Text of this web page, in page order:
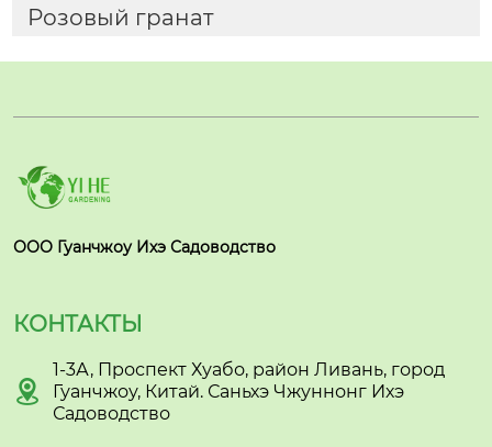
Розовый гранат
ООО Гуанчжоу Ихэ Садоводство
КОНТАКТЫ

1-3А, Проспект Хуабо, район Ливань, город
Гуанчжоу, Китай. Саньхэ Чжуннонг Ихэ
Садоводство